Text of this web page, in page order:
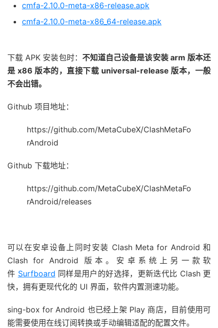
cmfa-2.10.0-meta-x86-release.apk
cmfa-2.10.0-meta-x86_64-release.apk
下载 APK 安装包时： 不知道自己设备是该安装 arm 版本还
是 x86 版本的，直接下载 universal-release 版本，一般
不会出错。
Github 项目地址：
https://github.com/MetaCubeX/ClashMetaFo
rAndroid
Github 下载地址：
https://github.com/MetaCubeX/ClashMetaFo
rAndroid/releases
可以在安卓设备上同时安装 Clash Meta for Android 和
Clash for Android 版本。安卓系统上另一款软
件 Surfboard 同样是用户的好选择，更新迭代比 Clash 更
快，拥有更现代化的 UI 界面，软件内置测速功能。
sing-box for Android 也已经上架 Play 商店，目前使用可
能需要使用在线订阅转换或手动编辑适配的配置文件。